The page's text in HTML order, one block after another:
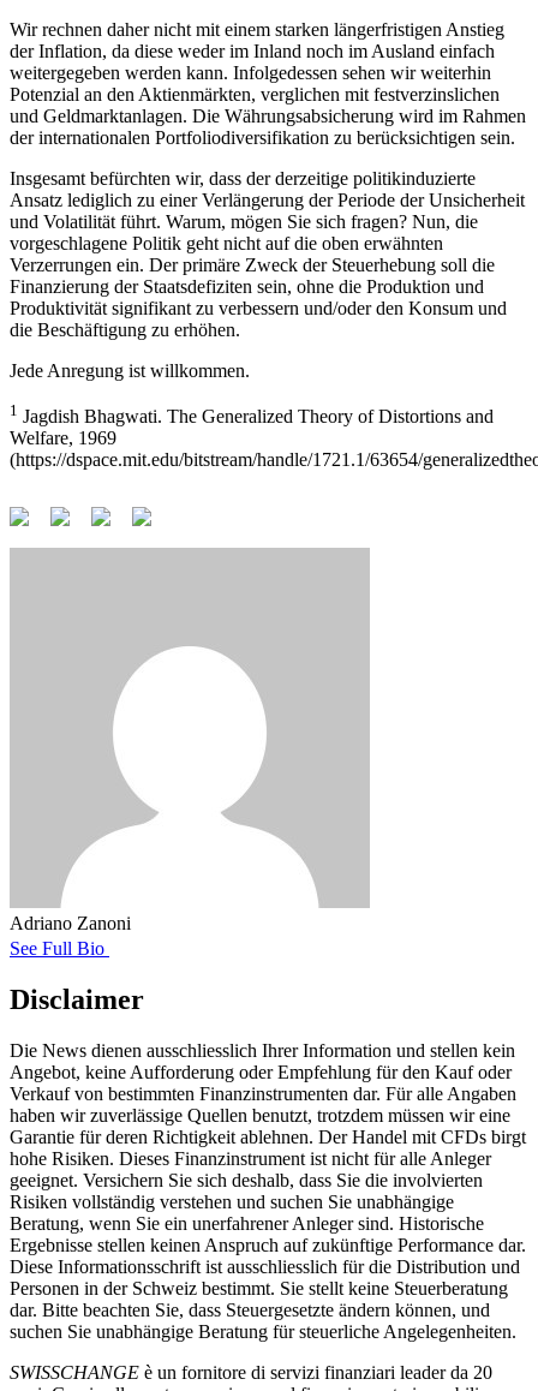
Wir rechnen daher nicht mit einem starken längerfristigen Anstieg
der Inflation, da diese weder im Inland noch im Ausland einfach
weitergegeben werden kann. Infolgedessen sehen wir weiterhin
Potenzial an den Aktienmärkten, verglichen mit festverzinslichen
und Geldmarktanlagen. Die Währungsabsicherung wird im Rahmen
der internationalen Portfoliodiversifikation zu berücksichtigen sein.
Insgesamt befürchten wir, dass der derzeitige politikinduzierte
Ansatz lediglich zu einer Verlängerung der Periode der Unsicherheit
und Volatilität führt. Warum, mögen Sie sich fragen? Nun, die
vorgeschlagene Politik geht nicht auf die oben erwähnten
Verzerrungen ein. Der primäre Zweck der Steuerhebung soll die
Finanzierung der Staatsdefiziten sein, ohne die Produktion und
Produktivität signifikant zu verbessern und/oder den Konsum und
die Beschäftigung zu erhöhen.
Jede Anregung ist willkommen.
1 Jagdish Bhagwati. The Generalized Theory of Distortions and
Welfare, 1969
(https://dspace.mit.edu/bitstream/handle/1721.1/63654/
Adriano Zanoni
See Full Bio
Disclaimer
Die News dienen ausschliesslich Ihrer Information und stellen kein
Angebot, keine Aufforderung oder Empfehlung für den Kauf oder
Verkauf von bestimmten Finanzinstrumenten dar. Für alle Angaben
haben wir zuverlässige Quellen benutzt, trotzdem müssen wir eine
Garantie für deren Richtigkeit ablehnen. Der Handel mit CFDs birgt
hohe Risiken. Dieses Finanzinstrument ist nicht für alle Anleger
geeignet. Versichern Sie sich deshalb, dass Sie die involvierten
Risiken vollständig verstehen und suchen Sie unabhängige
Beratung, wenn Sie ein unerfahrener Anleger sind. Historische
Ergebnisse stellen keinen Anspruch auf zukünftige Performance dar.
Diese Informationsschrift ist ausschliesslich für die Distribution und
Personen in der Schweiz bestimmt. Sie stellt keine Steuerberatung
dar. Bitte beachten Sie, dass Steuergesetzte ändern können, und
suchen Sie unabhängige Beratung für steuerliche Angelegenheiten.
SWISSCHANGE è un fornitore di servizi finanziari leader da 20